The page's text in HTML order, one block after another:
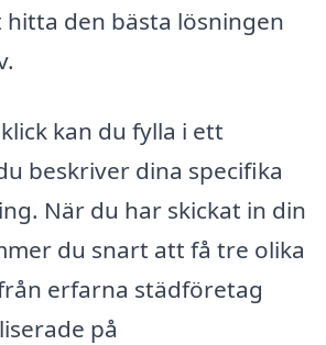
den bästa lösningen
kan du fylla i ett
beskriver dina specifika
När du har skickat in din
du snart att få tre olika
erfarna städföretag
på